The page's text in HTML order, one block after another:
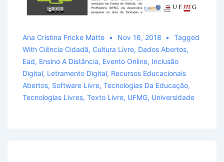
Ana Cristina Fricke Matte Nov 16, 2018
Tagged
With Ciência Cidadã, Cultura Livre, Dados Abertos,
Ead, Ensino A Distância, Evento Online, Inclusão
Digital, Letramento Digital, Recursos Educacionais
Abertos, Software Livre, Tecnologias Da Educação,
Tecnologias Livres, Texto Livre, UFMG, Universidade